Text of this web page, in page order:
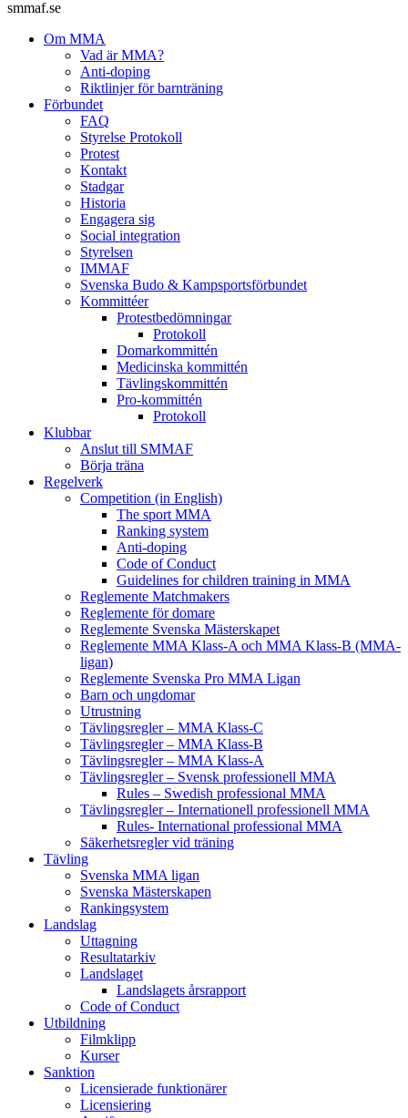
smmaf.se
Om MMA
Vad är MMA?
Anti-doping
Riktlinjer för barnträning
Förbundet
FAQ
Styrelse Protokoll
Protest
Kontakt
Stadgar
Historia
Engagera sig
Social integration
Styrelsen
IMMAF
Svenska Budo & Kampsportsförbundet
Kommittéer
Protestbedömningar
Protokoll
Domarkommittén
Medicinska kommittén
Tävlingskommittén
Pro-kommittén
Protokoll
Klubbar
Anslut till SMMAF
Börja träna
Regelverk
Competition (in English)
The sport MMA
Ranking system
Anti-doping
Code of Conduct
Guidelines for children training in MMA
Reglemente Matchmakers
Reglemente för domare
Reglemente Svenska Mästerskapet
Reglemente MMA Klass-A och MMA Klass-B (MMA-
ligan)
Reglemente Svenska Pro MMA Ligan
Barn och ungdomar
Utrustning
Tävlingsregler – MMA Klass-C
Tävlingsregler – MMA Klass-B
Tävlingsregler – MMA Klass-A
Tävlingsregler – Svensk professionell MMA
Rules – Swedish professional MMA
Tävlingsregler – Internationell professionell MMA
Rules- International professional MMA
Säkerhetsregler vid träning
Tävling
Svenska MMA ligan
Svenska Mästerskapen
Rankingsystem
Landslag
Uttagning
Resultatarkiv
Landslaget
Landslagets årsrapport
Code of Conduct
Utbildning
Filmklipp
Kurser
Sanktion
Licensierade funktionärer
Licensiering